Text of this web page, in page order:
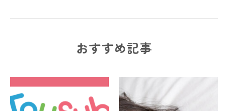
おすすめ記事